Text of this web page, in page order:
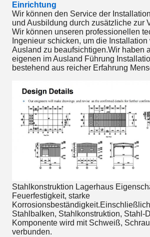
Einrichtung
Wir können den Service der
und Ausbildung durch zusätzliche zur
Wir können unseren professionellen
Ingenieur schicken, um die Installation
Ausland zu beaufsichtigen.Wir haben
eigenen im Ausland Führung
bestehend aus reicher Erfahrung
Stahlkonstruktion Lagerhaus
Feuerfestigkeit, starke
Stahlbalken, Stahlkonstruktion, Stahl-
Komponente wird mit Schweiß,
verbunden.